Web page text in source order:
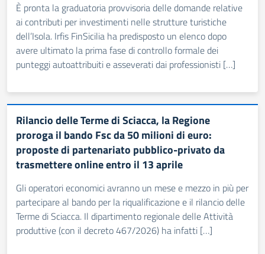
È pronta la graduatoria provvisoria delle domande relative
ai contributi per investimenti nelle strutture turistiche
dell’Isola. Irfis FinSicilia ha predisposto un elenco dopo
avere ultimato la prima fase di controllo formale dei
punteggi autoattribuiti e asseverati dai professionisti […]
Rilancio delle Terme di Sciacca, la Regione
proroga il bando Fsc da 50 milioni di euro:
proposte di partenariato pubblico-privato da
trasmettere online entro il 13 aprile
Gli operatori economici avranno un mese e mezzo in più per
partecipare al bando per la riqualificazione e il rilancio delle
Terme di Sciacca. Il dipartimento regionale delle Attività
produttive (con il decreto 467/2026) ha infatti […]